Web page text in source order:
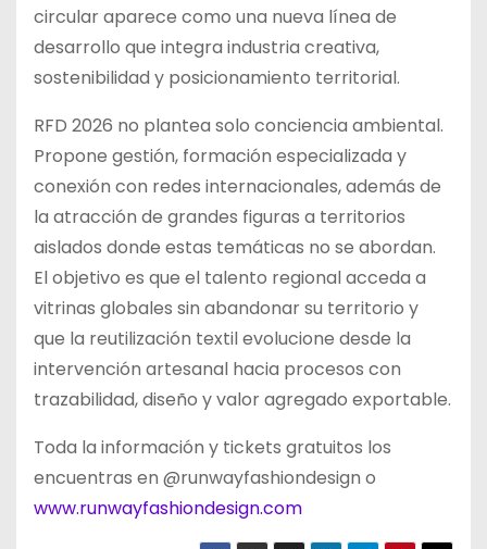
circular aparece como una nueva línea de
desarrollo que integra industria creativa,
sostenibilidad y posicionamiento territorial.
RFD 2026 no plantea solo conciencia ambiental.
Propone gestión, formación especializada y
conexión con redes internacionales, además de
la atracción de grandes figuras a territorios
aislados donde estas temáticas no se abordan.
El objetivo es que el talento regional acceda a
vitrinas globales sin abandonar su territorio y
que la reutilización textil evolucione desde la
intervención artesanal hacia procesos con
trazabilidad, diseño y valor agregado exportable.
Toda la información y tickets gratuitos los
encuentras en @runwayfashiondesign o
www.runwayfashiondesign.com